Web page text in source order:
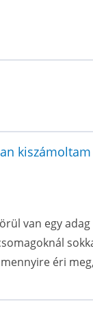
kiszámoltam
van egy
éri